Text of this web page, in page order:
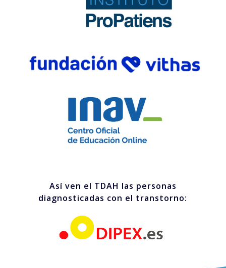
Así ven el TDAH las personas
diagnosticadas con el transtorno: